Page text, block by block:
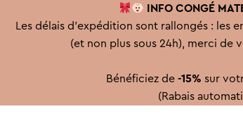
INFO CONGÉ
Les délais d'expédition sont rallongés : les
(et non plus sous 24h), merci de
Bénéficiez de -15% sur
(Rabais